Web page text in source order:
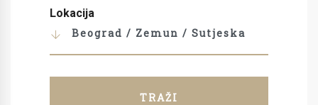
Lokacija
Beograd / Zemun / Sutjeska
TRAŽI